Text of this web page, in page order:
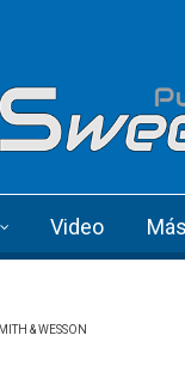
Video
& WESSON